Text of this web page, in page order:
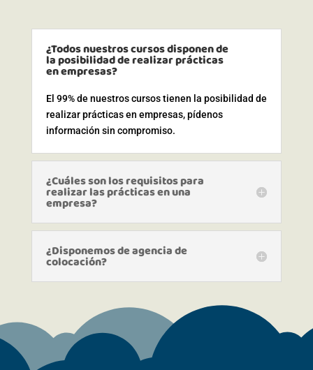
¿Todos nuestros cursos disponen de
la posibilidad de realizar prácticas
en empresas?
El 99% de nuestros cursos tienen la posibilidad de
realizar prácticas en empresas, pídenos
información sin compromiso.
¿Cuáles son los requisitos para
realizar las prácticas en una
empresa?
¿Disponemos de agencia de
colocación?